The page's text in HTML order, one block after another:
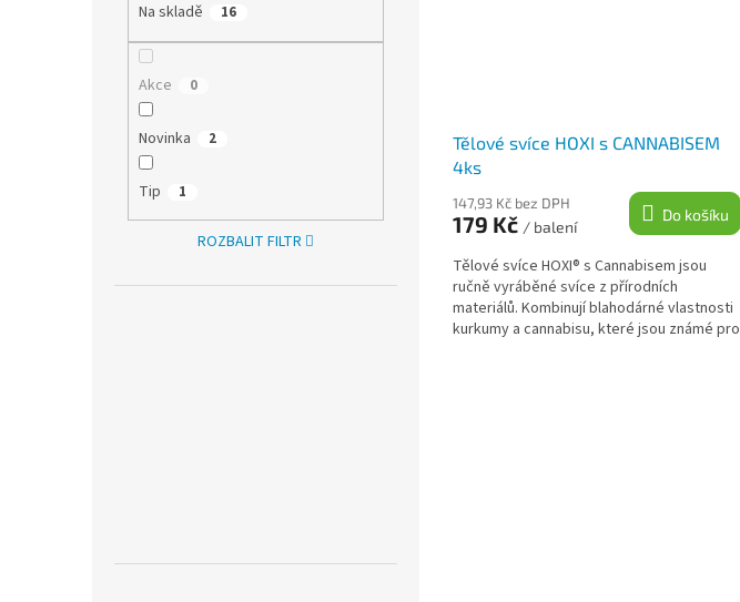
Na skladě 16
Akce 0
Novinka 2
Tip 1
ROZBALIT FILTR
Tělové svíce HOXI s CANNABISEM
4ks
147,93 Kč bez DPH
179 Kč / balení
Do košíku
Tělové svíce HOXI® s Cannabisem jsou
ručně vyráběné svíce z přírodních
materiálů. Kombinují blahodárné vlastnosti
kurkumy a cannabisu, které jsou známé pro